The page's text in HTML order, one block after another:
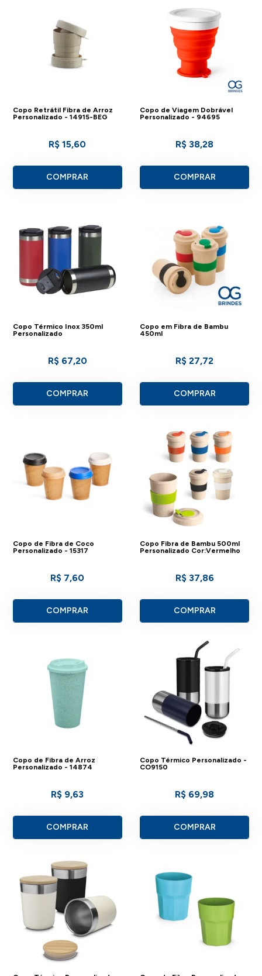
Copo Retrátil Fibra de Arroz
Personalizado - 14915-BEG
R$ 15,60
COMPRAR
Copo de Viagem Dobrável
Personalizado - 94695
R$ 38,28
COMPRAR
Copo Térmico Inox 350ml
Personalizado
R$ 67,20
COMPRAR
Copo em Fibra de Bambu
450ml
R$ 27,72
COMPRAR
Copo de Fibra de Coco
Personalizado - 15317
R$ 7,60
COMPRAR
Copo Fibra de Bambu 500ml
Personalizado Cor:Vermelho
R$ 37,86
COMPRAR
Copo de Fibra de Arroz
Personalizado - 14874
R$ 9,63
COMPRAR
Copo Térmico Personalizado -
CO9150
R$ 69,98
COMPRAR